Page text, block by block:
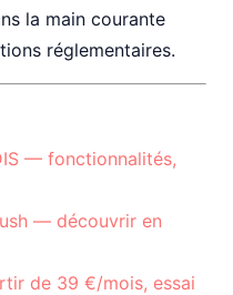
la main courante
réglementaires.
— fonctionnalités,
— découvrir en
de 39 €/mois, essai